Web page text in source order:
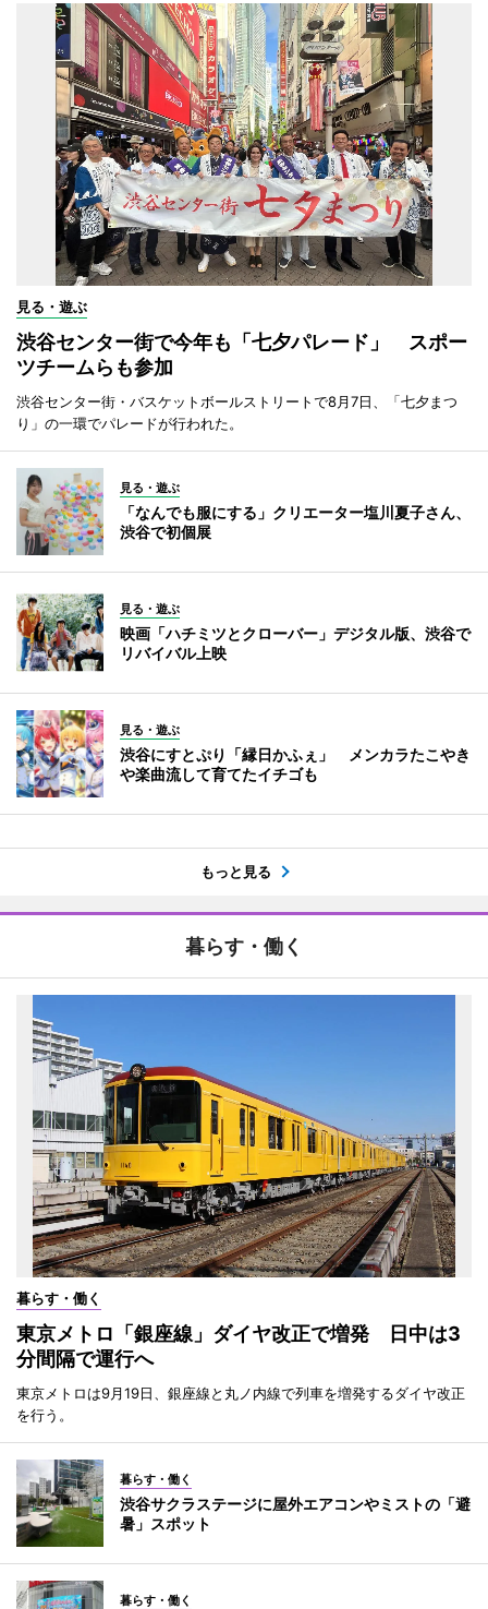
見る・遊ぶ
渋谷センター街で今年も「七夕パレード」 スポー
ツチームらも参加
渋谷センター街・バスケットボールストリートで8月7日、「七夕まつ
り」の一環でパレードが行われた。
見る・遊ぶ
「なんでも服にする」クリエーター塩川夏子さん、
渋谷で初個展
見る・遊ぶ
映画「ハチミツとクローバー」デジタル版、渋谷で
リバイバル上映
見る・遊ぶ
渋谷にすとぷり「縁日かふぇ」 メンカラたこやき
や楽曲流して育てたイチゴも
もっと見る
暮らす・働く
暮らす・働く
東京メトロ「銀座線」ダイヤ改正で増発 日中は3
分間隔で運行へ
東京メトロは9月19日、銀座線と丸ノ内線で列車を増発するダイヤ改正
を行う。
暮らす・働く
渋谷サクラステージに屋外エアコンやミストの「避
暑」スポット
暮らす・働く